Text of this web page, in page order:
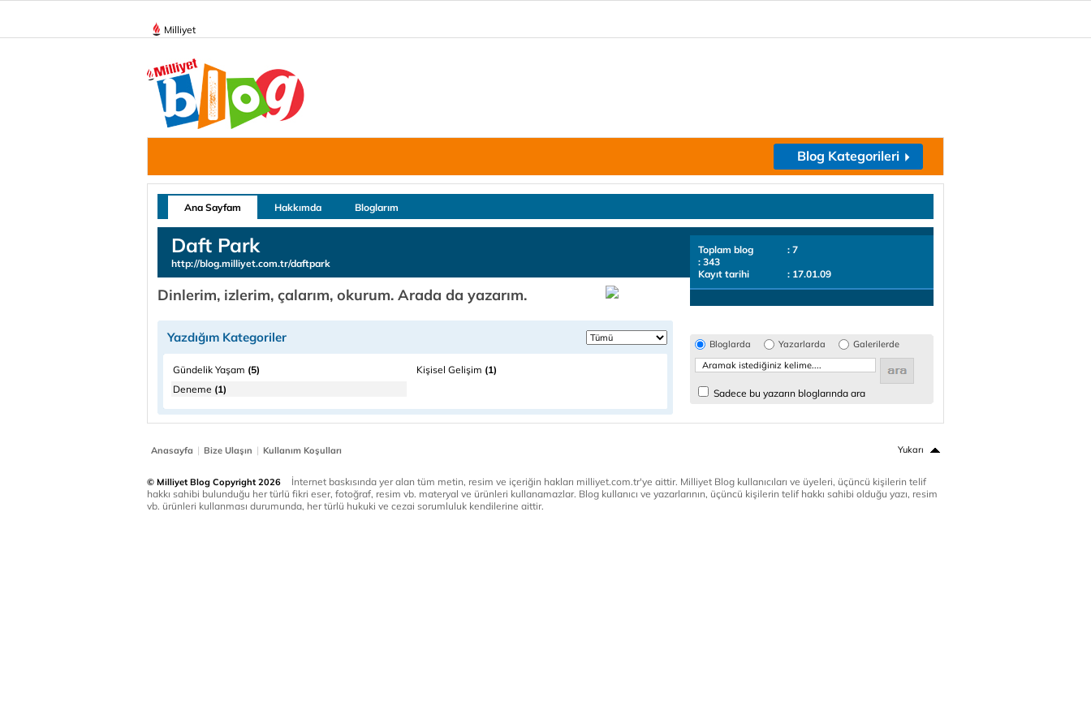
Milliyet
Blog Kategorileri
Ana Sayfam Hakkımda Bloglarım
Daft Park
http://blog.milliyet.com.tr/daftpark
Dinlerim, izlerim, çalarım, okurum. Arada da yazarım.
Yazdığım Kategoriler
Gündelik Yaşam (5) Kişisel Gelişim (1)
Deneme (1)
Toplam blog
: 7
: 343
Kayıt tarihi
: 17.01.09
Bloglarda Yazarlarda Galerilerde
Sadece bu yazarın bloglarında ara
Anasayfa | Bize Ulaşın | Kullanım Koşulları Yukarı
© Milliyet Blog Copyright 2026
İnternet baskısında yer alan tüm metin, resim ve içeriğin hakları milliyet.com.tr'ye aittir. Milliyet Blog kullanıcıları ve üyeleri, üçüncü kişilerin telif
hakkı sahibi bulunduğu her türlü fikri eser, fotoğraf, resim vb. materyal ve ürünleri kullanamazlar. Blog kullanıcı ve yazarlarının, üçüncü kişilerin telif hakkı sahibi olduğu yazı, resim
vb. ürünleri kullanması durumunda, her türlü hukuki ve cezai sorumluluk kendilerine aittir.